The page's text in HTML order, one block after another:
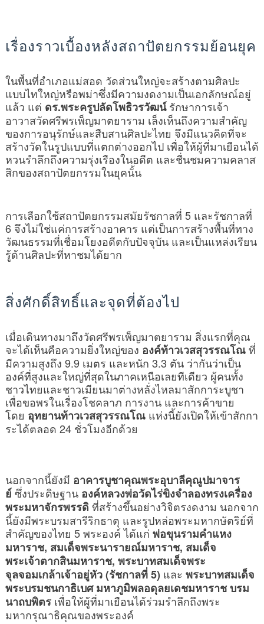
เรื่องราวเบื้องหลังสถาปัตยกรรมย้อนยุค
ในพื้นที่อำเภอแม่สอด วัดส่วนใหญ่จะสร้างตามศิลปะ
แบบไทใหญ่หรือพม่าซึ่งมีความงดงามเป็นเอกลักษณ์อยู่
แล้ว แต่ ดร.พระครูปลัดโพธิวรวัฒน์รักษาการเจ้า
อาวาสวัดศรีพรเพ็ญมาตยาราม เล็งเห็นถึงความสำคัญ
ของการอนุรักษ์และสืบสานศิลปะไทย จึงมีแนวคิดที่จะ
สร้างวัดในรูปแบบที่แตกต่างออกไป เพื่อให้ผู้ที่มาเยือนได้
หวนรำลึกถึงความรุ่งเรืองในอดีต และชื่นชมความคลาส
สิกของสถาปัตยกรรมในยุคนั้น
การเลือกใช้สถาปัตยกรรมสมัยรัชกาลที่ 5 และรัชกาลที่
6 จึงไม่ใช่แค่การสร้างอาคาร แต่เป็นการสร้างพื้นที่ทาง
วัฒนธรรมที่เชื่อมโยงอดีตกับปัจจุบัน และเป็นแหล่งเรียน
รู้ด้านศิลปะที่หาชมได้ยาก
สิ่งศักดิ์สิทธิ์และจุดที่ต้องไป
เมื่อเดินทางมาถึงวัดศรีพรเพ็ญมาตยาราม สิ่งแรกที่คุณ
จะได้เห็นคือความยิ่งใหญ่ของ องค์ท้าวเวสสุวรรณโณที่
มีความสูงถึง 9.9 เมตร และหนัก 3.3 ตัน ว่ากันว่าเป็น
องค์ที่สูงและใหญ่ที่สุดในภาคเหนือเลยทีเดียว ผู้คนทั้ง
ชาวไทยและชาวเมียนมาต่างหลั่งไหลมาสักการะบูชา
เพื่อขอพรในเรื่องโชคลาภ การงาน และการค้าขาย
โดย อุทยานท้าวเวสสุวรรณโณแห่งนี้ยังเปิดให้เข้าสักกา
ระได้ตลอด 24 ชั่วโมงอีกด้วย
นอกจากนี้ยังมี อาคารบูชาคุณพระอุบาลีคุณูปมาจาร
ย์ซึ่งประดิษฐาน องค์หลวงพ่อวัดไร่ขิงจำลองทรงเครื่อง
พระมหาจักรพรรดิ ที่สร้างขึ้นอย่างวิจิตรงดงาม นอกจาก
นี้ยังมีพระบรมสารีริกธาตุ และรูปหล่อพระมหากษัตริย์ที่
สำคัญของไทย 5 พระองค์ ได้แก่ พ่อขุนรามคำแหง
มหาราช, สมเด็จพระนารายณ์มหาราช, สมเด็จ
พระเจ้าตากสินมหาราช, พระบาทสมเด็จพระ
จุลจอมเกล้าเจ้าอยู่หัว (รัชกาลที่ 5) และ พระบาทสมเด็จ
พระบรมชนกาธิเบศ มหาภูมิพลอดุลยเดชมหาราช บรม
นาถบพิตรเพื่อให้ผู้ที่มาเยือนได้ร่วมรำลึกถึงพระ
มหากรุณาธิคุณของพระองค์